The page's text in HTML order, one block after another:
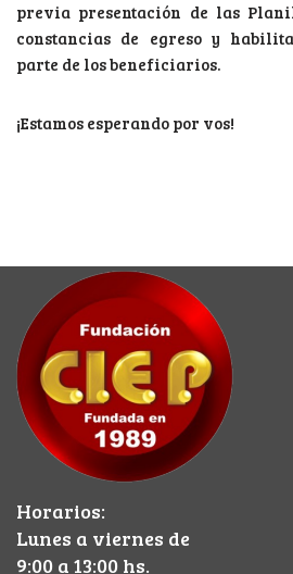
previa presentación de las
constancias de egreso y
parte de los beneficiarios.
¡Estamos esperando por vos!
Horarios:
Lunes a viernes de
9:00 a 13:00 hs.